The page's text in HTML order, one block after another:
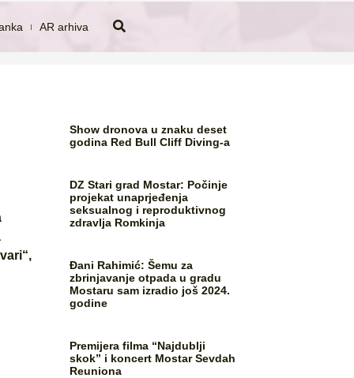
AR arhiva
Show dronova u znaku deset
godina Red Bull Cliff Diving-a
DZ Stari grad Mostar: Počinje
projekat unaprjeđenja
seksualnog i reproduktivnog
zdravlja Romkinja
Đani Rahimić: Šemu za
zbrinjavanje otpada u gradu
Mostaru sam izradio još 2024.
godine
Premijera filma “Najdublji
skok” i koncert Mostar Sevdah
Reuniona